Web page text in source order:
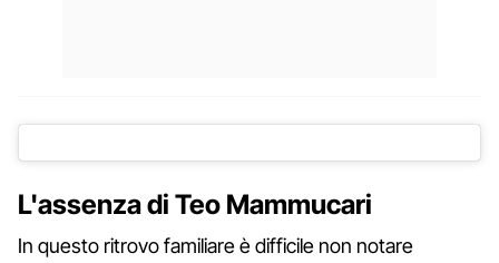
L'assenza di Teo Mammucari
In questo ritrovo familiare è difficile non notare